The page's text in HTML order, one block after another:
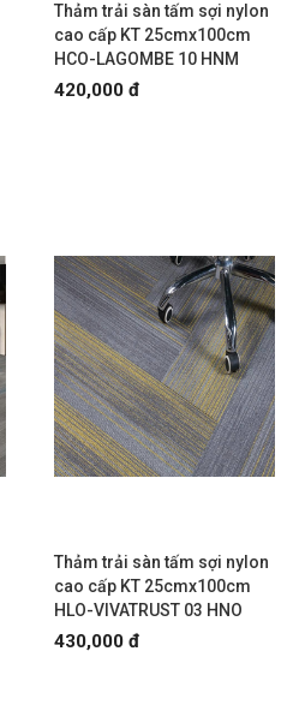
Thảm trải sàn tấm sợi nylon
cao cấp KT 25cmx100cm
HCO-LAGOMBE 10 HNM
420,000 đ
Thảm trải sàn tấm sợi nylon
cao cấp KT 25cmx100cm
HLO-VIVATRUST 03 HNO
430,000 đ